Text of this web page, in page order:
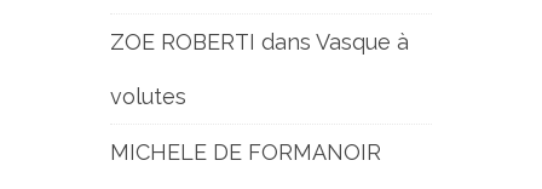
ZOE ROBERTI dansVasque à
volutes
MICHELE DE FORMANOIR